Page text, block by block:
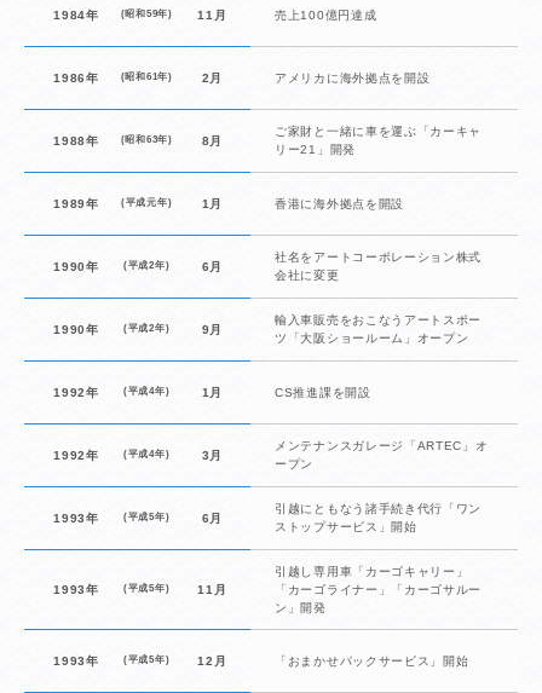
1984年 (昭和59年) 11月 売上100億円達成
1986年 (昭和61年) 2月 アメリカに海外拠点を開設
1988年 (昭和63年) 8月
ご家財と一緒に車を運ぶ「カーキャ
リー21」開発
1989年 (平成元年) 1月 香港に海外拠点を開設
1990年 (平成2年) 6月
社名をアートコーポレーション株式
会社に変更
1990年 (平成2年) 9月
輸入車販売をおこなうアートスポー
ツ「大阪ショールーム」オープン
1992年 (平成4年) 1月 CS推進課を開設
1992年 (平成4年) 3月
メンテナンスガレージ「ARTEC」オ
ープン
1993年 (平成5年) 6月
引越にともなう諸手続き代行「ワン
ストップサービス」開始
1993年 (平成5年) 11月
引越し専用車「カーゴキャリー」
「カーゴライナー」「カーゴサルー
ン」開発
1993年 (平成5年) 12月 「おまかせパックサービス」開始